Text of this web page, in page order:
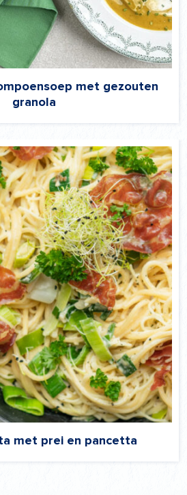
met gezouten
granola
met prei en pancetta